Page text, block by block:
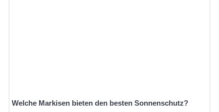
Welche Markisen bieten den besten Sonnenschutz?